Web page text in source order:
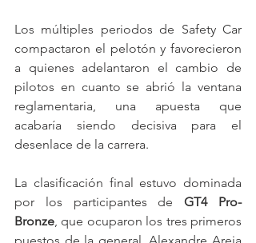
Los múltiples periodos de Safety Car
compactaron el pelotón y favorecieron
a quienes adelantaron el cambio de
pilotos en cuanto se abrió la ventana
reglamentaria, una apuesta que
acabaría siendo decisiva para el
desenlace de la carrera.
La clasificación final estuvo dominada
por los participantes de GT4 Pro-
Bronze, que ocuparon los tres primeros